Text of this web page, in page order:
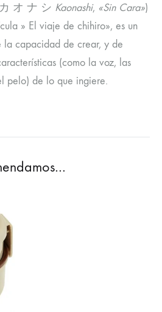
オ ナ シ Kaonashi, «Sin Cara»)
» El viaje de chihiro», es un
la capacidad de crear, y de
(como la voz, las
pelo) de lo que ingiere.